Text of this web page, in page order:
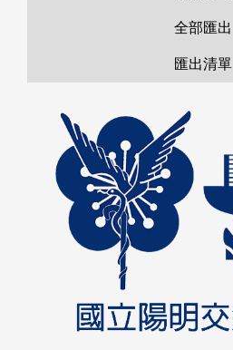
管理者登入
全部匯出
匯出清單